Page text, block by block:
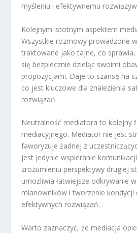
myśleniu i efektywnemu
Kolejnym istotnym aspektem
Wszystkie rozmowy prowadzone
traktowane jako tajne, co sprawia,
się bezpiecznie dzieląc swoimi
propozycjami. Daje to szansę na
co jest kluczowe dla znalezienia
rozwiązań.
Neutralność mediatora to kolejny
mediacyjnego. Mediator nie jest
faworyzuje żadnej z
jest jedynie wspieranie
zrozumieniu perspektywy drugiej
umożliwia łatwiejsze odkrywanie
mianowników i tworzenie kondycji
efektywnych rozwiązań.
Warto zaznaczyć, że mediacja